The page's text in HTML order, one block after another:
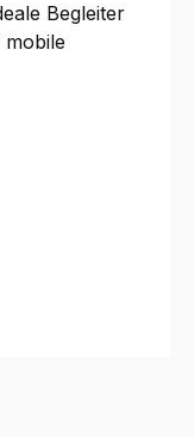
Begleiter